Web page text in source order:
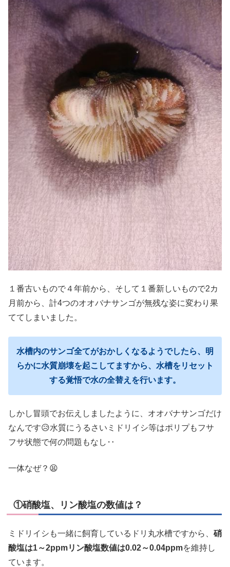
１番古いもので４年前から、そして１番新しいもので2カ
月前から、計4つのオオバナサンゴが無残な姿に変わり果
ててしまいました。
水槽内のサンゴ全てがおかしくなるようでしたら、明
らかに水質崩壊を起こしてますから、水槽をリセット
する覚悟で水の全替えを行います。
しかし冒頭でお伝えしましたように、オオバナサンゴだけ
なんです😥水質にうるさいミドリイシ等はポリプもフサ
フサ状態で何の問題もなし‥
一体なぜ？😫
①硝酸塩、リン酸塩の数値は？
ミドリイシも一緒に飼育しているドリ丸水槽ですから、 硝
酸塩は1～2ppmリン酸塩数値は0.02～0.04ppmを維持し
ています。